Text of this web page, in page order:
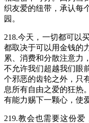
织友爱的纽带，承认每
园。
218.今天，一切都可以
都取决于可以用金钱的
累、消费和分散注意力
不允许我们超越我们眼
个邪恶的齿轮之外，只
息所有自由之爱的狂热
有能力赐下一颗心，使
219.教会也需要这份